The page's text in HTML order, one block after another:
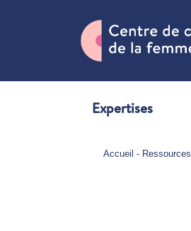
Expertises
Accueil - Ressources